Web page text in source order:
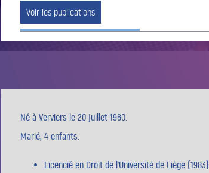
Voir les publications
Né à Verviers le 20 juillet 1960.
Marié, 4 enfants.
Licencié en Droit de l’Université de Liège (1983)